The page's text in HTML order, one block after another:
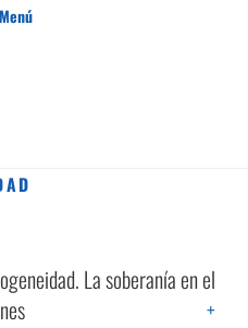
Menú
La soberanía en el
+